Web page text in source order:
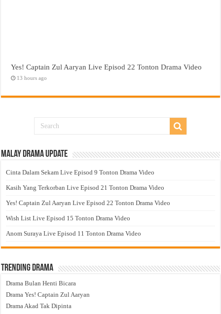
Yes! Captain Zul Aaryan Live Episod 22 Tonton Drama Video
13 hours ago
Malay Drama Update
Cinta Dalam Sekam Live Episod 9 Tonton Drama Video
Kasih Yang Terkorban Live Episod 21 Tonton Drama Video
Yes! Captain Zul Aaryan Live Episod 22 Tonton Drama Video
Wish List Live Episod 15 Tonton Drama Video
Anom Suraya Live Episod 11 Tonton Drama Video
Trending Drama
Drama Bulan Henti Bicara
Drama Yes! Captain Zul Aaryan
Drama Akad Tak Dipinta